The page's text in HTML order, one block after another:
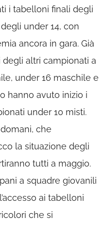
i tabelloni finali degli
under 14, con
ancora in gara. Già
altri campionati a
under 16 maschile e
hanno avuto inizio i
under 10 misti.
che
la situazione degli
tutti a maggio.
a squadre giovanili
ai tabelloni
che si